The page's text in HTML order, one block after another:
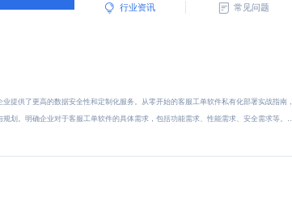
行业资讯 常见问题
提供了更高的数据安全性和定制化服务。从零开始的客服工单软件私有化部署实战指南，
。明确企业对于客服工单软件的具体需求，包括功能需求、性能需求、安全需求等。